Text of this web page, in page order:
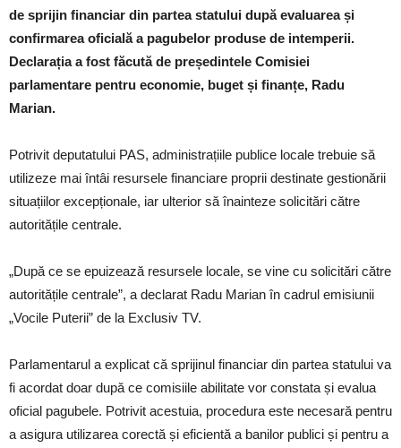
de sprijin financiar din partea statului după evaluarea și
confirmarea oficială a pagubelor produse de intemperii.
Declarația a fost făcută de președintele Comisiei
parlamentare pentru economie, buget și finanțe, Radu
Marian.
Potrivit deputatului PAS, administrațiile publice locale trebuie să
utilizeze mai întâi resursele financiare proprii destinate gestionării
situațiilor excepționale, iar ulterior să înainteze solicitări către
autoritățile centrale.
„După ce se epuizează resursele locale, se vine cu solicitări către
autoritățile centrale”, a declarat Radu Marian în cadrul emisiunii
„Vocile Puterii” de la Exclusiv TV.
Parlamentarul a explicat că sprijinul financiar din partea statului va
fi acordat doar după ce comisiile abilitate vor constata și evalua
oficial pagubele. Potrivit acestuia, procedura este necesară pentru
a asigura utilizarea corectă și eficientă a banilor publici și pentru a